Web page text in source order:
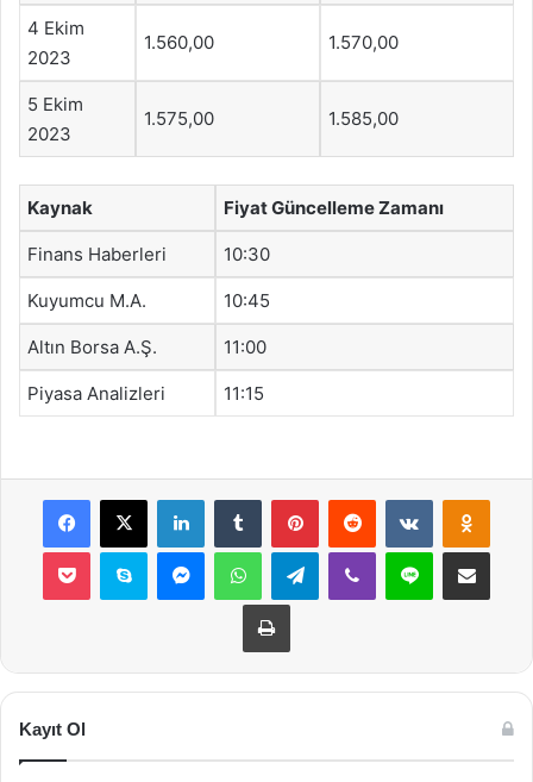
4 Ekim
2023
1.560,00 1.570,00
5 Ekim
2023
1.575,00 1.585,00
Kaynak Fiyat Güncelleme Zamanı
Finans Haberleri 10:30
Kuyumcu M.A. 10:45
Altın Borsa A.Ş. 11:00
Piyasa Analizleri 11:15
Facebook
X LinkedInTumblr PinterestReddit VKontakte
Pocket Skype MessengerWhatsAppTelegramViber Line E-Posta ile
Yazdır
Kayıt Ol